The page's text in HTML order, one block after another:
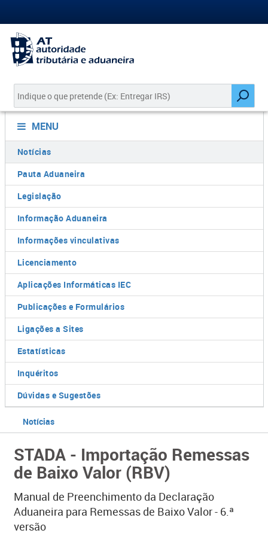
MENU
Notícias
Pauta Aduaneira
Legislação
Informação Aduaneira
Informações vinculativas
Licenciamento
Aplicações Informáticas IEC
Publicações e Formulários
Ligações a Sites
Estatísticas
Inquéritos
Dúvidas e Sugestões
Notícias
STADA - Importação Remessas
de Baixo Valor (RBV)
Manual de Preenchimento da Declaração
Aduaneira para Remessas de Baixo Valor - 6.ª
versão